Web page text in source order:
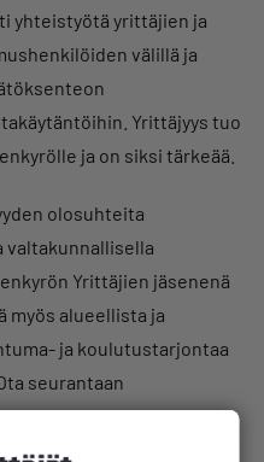
yhteistyötä yrittäjien ja
välillä ja
Yrittäjyys tuo
ja on siksi tärkeää.
olosuhteita
valtakunnallisella
Yrittäjien jäsenenä
myös alueellista ja
ja koulutustarjontaa
seurantaan
sosiaalisen